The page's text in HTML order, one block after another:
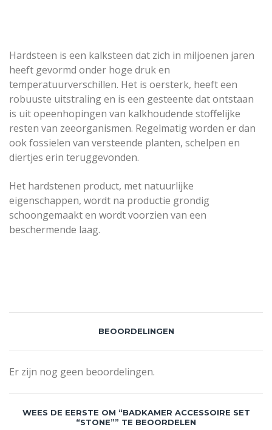
Hardsteen is een kalksteen dat zich in miljoenen jaren
heeft gevormd onder hoge druk en
temperatuurverschillen. Het is oersterk, heeft een
robuuste uitstraling en is een gesteente dat ontstaan
is uit opeenhopingen van kalkhoudende stoffelijke
resten van zeeorganismen. Regelmatig worden er dan
ook fossielen van versteende planten, schelpen en
diertjes erin teruggevonden.
Het hardstenen product, met natuurlijke
eigenschappen, wordt na productie grondig
schoongemaakt en wordt voorzien van een
beschermende laag.
BEOORDELINGEN
Er zijn nog geen beoordelingen.
WEES DE EERSTE OM “BADKAMER ACCESSOIRE SET
“STONE”” TE BEOORDELEN